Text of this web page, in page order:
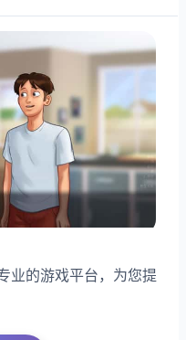
业的游戏平台，为您提